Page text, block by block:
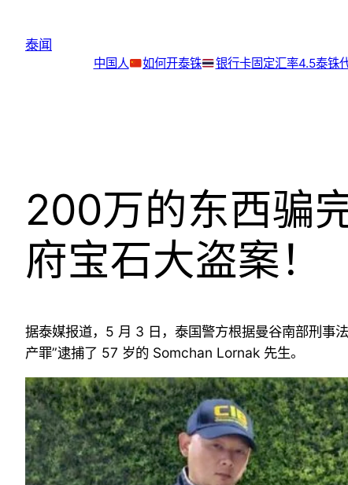
泰闻
中国人 如何开泰铢 银行卡固定汇率4.5泰铢
200万的东西骗
府宝石大盗案！
据泰媒报道，5 月 3 日，泰国警方根据曼谷南部刑
产罪”逮捕了 57 岁的 Somchan Lornak 先生。